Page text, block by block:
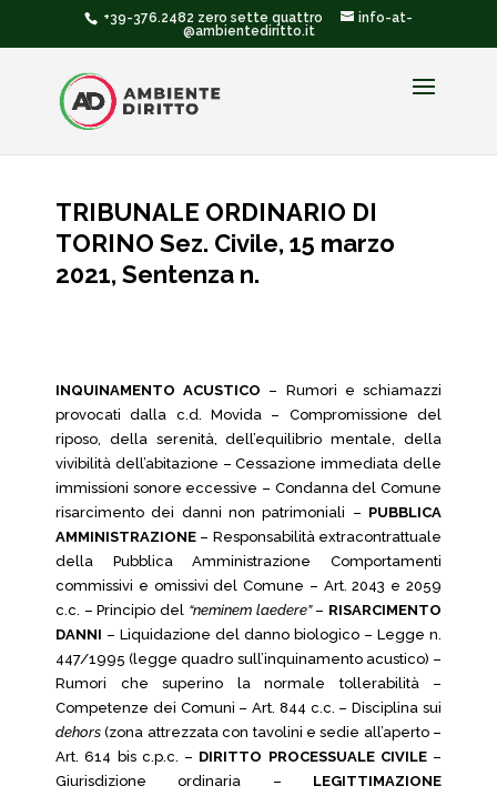
+39-376.2482 zero sette quattro
info-at-
@ambientediritto.it
TRIBUNALE ORDINARIO DI
TORINO Sez. Civile, 15 marzo
2021, Sentenza n.
INQUINAMENTO ACUSTICO – Rumori e schiamazzi
provocati dalla c.d. Movida – Compromissione del
riposo, della serenità, dell’equilibrio mentale, della
vivibilità dell’abitazione – Cessazione immediata delle
immissioni sonore eccessive – Condanna del Comune
risarcimento dei danni non patrimoniali – PUBBLICA
AMMINISTRAZIONE – Responsabilità extracontrattuale
della Pubblica Amministrazione Comportamenti
commissivi e omissivi del Comune – Art. 2043 e 2059
c.c. – Principio del “neminem laedere”– RISARCIMENTO
DANNI – Liquidazione del danno biologico – Legge n.
447/1995 (legge quadro sull’inquinamento acustico) –
Rumori che superino la normale tollerabilità –
Competenze dei Comuni – Art. 844 c.c. – Disciplina sui
dehors (zona attrezzata con tavolini e sedie all’aperto –
Art. 614 bis c.p.c. – DIRITTO PROCESSUALE CIVILE–
Giurisdizione ordinaria – LEGITTIMAZIONE